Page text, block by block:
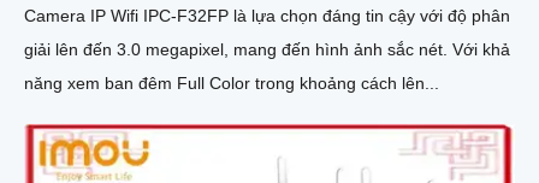
Camera IP Wifi IPC-F32FP là lựa chọn đáng tin cậy với độ phân
giải lên đến 3.0 megapixel, mang đến hình ảnh sắc nét. Với khả
năng xem ban đêm Full Color trong khoảng cách lên...